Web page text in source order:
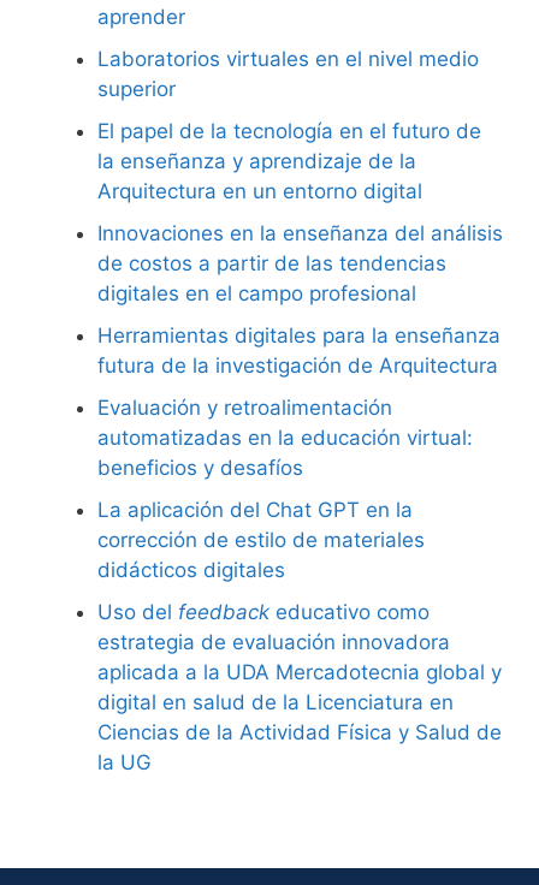
aprender
Laboratorios virtuales en el nivel medio
superior
El papel de la tecnología en el futuro de
la enseñanza y aprendizaje de la
Arquitectura en un entorno digital
Innovaciones en la enseñanza del análisis
de costos a partir de las tendencias
digitales en el campo profesional
Herramientas digitales para la enseñanza
futura de la investigación de Arquitectura
Evaluación y retroalimentación
automatizadas en la educación virtual:
beneficios y desafíos
La aplicación del Chat GPT en la
corrección de estilo de materiales
didácticos digitales
Uso del feedback educativo como
estrategia de evaluación innovadora
aplicada a la UDA Mercadotecnia global y
digital en salud de la Licenciatura en
Ciencias de la Actividad Física y Salud de
la UG